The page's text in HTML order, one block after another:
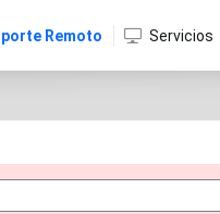
Remoto Servicios